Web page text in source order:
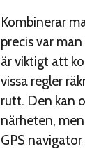
Kombinerar
precis var
är viktigt att
vissa regler
rutt. Den kan
närheten,
GPS navigator